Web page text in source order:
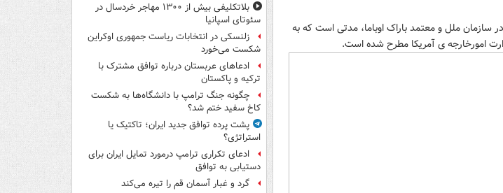
سازمان ملل و معتمد باراک اوباما، مدتی است که به
امورخارجه ی آمریکا مطرح شده است.
بلاتکلیفی بیش از ۱۳۰۰ مهاجر خردسال در
سئوتای اسپانیا
زلنسکی در انتخابات ریاست جمهوری اوکراین
شکست می‌خورد
ادعاهای عربستان درباره توافق مشترک با
ترکیه و پاکستان
چگونه جنگ ترامپ با دانشگاه‌ها به شکست
کاخ سفید ختم شد؟
پشت پرده توافق جدید ایران؛ تاکتیک یا
استراتژی؟
ادعای تکراری ترامپ درمورد تمایل ایران برای
دستیابی به توافق
گرد و غبار آسمان قم را تیره می‌کند